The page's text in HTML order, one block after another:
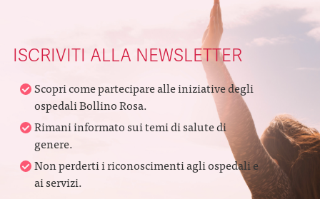
ISCRIVITI ALLA NEWSLETTER
Scopri come partecipare alle iniziative degli
ospedali Bollino Rosa.
Rimani informato sui temi di salute di
genere.
Non perderti i riconoscimenti agli ospedali e
ai servizi.